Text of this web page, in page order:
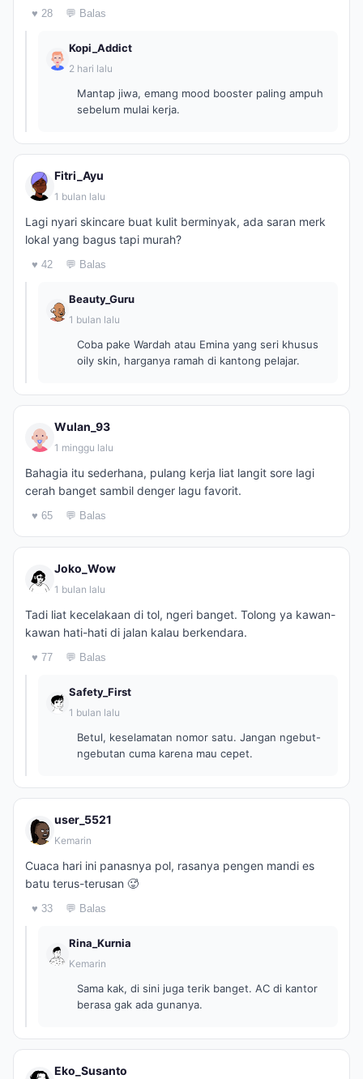
♥ 28 💬 Balas
Kopi_Addict
2 hari lalu
Mantap jiwa, emang mood booster paling ampuh
sebelum mulai kerja.
Fitri_Ayu
1 bulan lalu
Lagi nyari skincare buat kulit berminyak, ada saran merk
lokal yang bagus tapi murah?
♥ 42 💬 Balas
Beauty_Guru
1 bulan lalu
Coba pake Wardah atau Emina yang seri khusus
oily skin, harganya ramah di kantong pelajar.
Wulan_93
1 minggu lalu
Bahagia itu sederhana, pulang kerja liat langit sore lagi
cerah banget sambil denger lagu favorit.
♥ 65 💬 Balas
Joko_Wow
1 bulan lalu
Tadi liat kecelakaan di tol, ngeri banget. Tolong ya kawan-
kawan hati-hati di jalan kalau berkendara.
♥ 77 💬 Balas
Safety_First
1 bulan lalu
Betul, keselamatan nomor satu. Jangan ngebut-
ngebutan cuma karena mau cepet.
user_5521
Kemarin
Cuaca hari ini panasnya pol, rasanya pengen mandi es
batu terus-terusan 🥵
♥ 33 💬 Balas
Rina_Kurnia
Kemarin
Sama kak, di sini juga terik banget. AC di kantor
berasa gak ada gunanya.
Eko_Susanto